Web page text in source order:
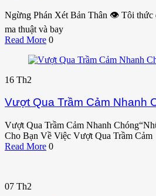
Ngừng Phán Xét Bản Thân 👁️ Tôi thức
ma thuật và bay
Read More 0
16 Th2
Vượt Qua Trầm Cảm Nhanh
Vượt Qua Trầm Cảm Nhanh
Cho Bạn Về Việc Vượt Qua Trầm Cảm
Read More 0
07 Th2